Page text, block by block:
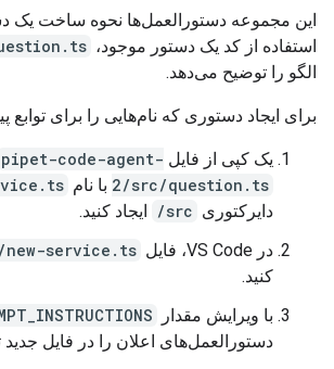
این مجموعه دستورالعمل‌ها نحوه ساخت یک
استفاده از کد یک دستور موجود،
الگو را توضیح می‌دهد.
برای ایجاد دستوری که نام‌هایی را برای توابع
یک کپی از فایل pipet-code-agent-
2/src/question.ts با نام
دایرکتوری src/
ایجاد کنید.
در VS Code، فایل
new-service.ts
کنید.
با ویرایش مقدار
دستورالعمل‌های اعلان را در فایل جدید